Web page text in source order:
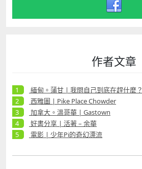
作者文章
緬甸。蒲甘 | 我問自己到底在趕什麼？
西雅圖 | Pike Place Chowder
加拿大。溫哥華 | Gastown
好書分享 | 活著 – 余華
電影 | 少年Pi的奇幻漂流